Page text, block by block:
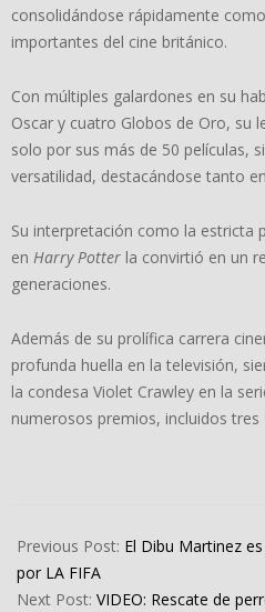
consolidándose rápidamente
importantes del cine británico.
Con múltiples galardones en su
Oscar y cuatro Globos de Oro, su
solo por sus más de 50 películas,
versatilidad, destacándose tanto
Su interpretación como la estricta
en Harry Potter la convirtió en un
generaciones.
Además de su prolífica carrera
profunda huella en la televisión,
la condesa Violet Crawley en la
numerosos premios, incluidos tres
09-
27
Previous Post: El Dibu Martinez
por LA FIFA
Next Post: VIDEO: Rescate de